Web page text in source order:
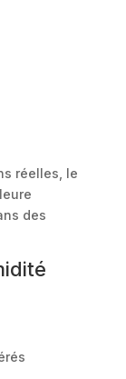
réelles, le
des